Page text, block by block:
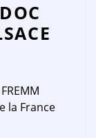
la France